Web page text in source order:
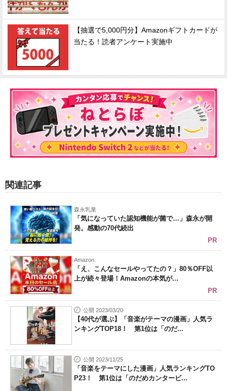
【抽選で5,000円分】Amazonギフトカードが
当たる！読者アンケート実施中
関連記事
森永乳業
「気になっていた認知機能が菌で…」森永が開
発。感動の70代続出
PR
Amazon
「え、こんなセールやってたの？」80％OFF以
上が続々登場！Amazonの本気が...
PR
公開 2023/03/20
【40代が選ぶ】「音楽がテーマの漫画」人気ラ
ンキングTOP18！ 第1位は「のだ...
公開 2023/11/25
「音楽をテーマにした漫画」人気ランキングTO
P23！ 第1位は「のだめカンタービ...